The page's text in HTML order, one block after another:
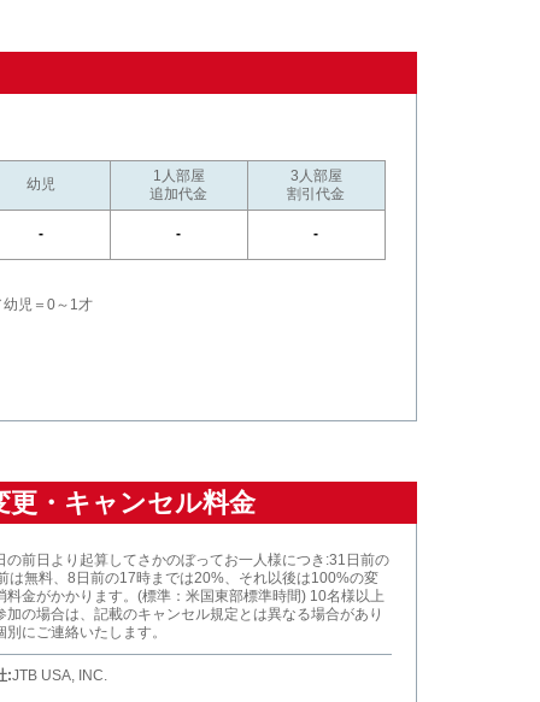
幼児
1人部屋
追加代金
3人部屋
割引代金
- - -
児＝0～1才
更・キャンセル料金
の前日より起算してさかのぼってお一人様につき:31日前の
は無料、8日前の17時までは20%、それ以後は100%の変
料金がかかります。(標準：米国東部標準時間) 10名様以上
加の場合は、記載のキャンセル規定とは異なる場合があり
別にご連絡いたします。
:JTB USA, INC.